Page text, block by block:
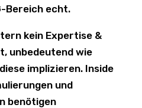
Bereich echt.
kein Expertise &
unbedeutend wie
implizieren. Inside
und
benötigen